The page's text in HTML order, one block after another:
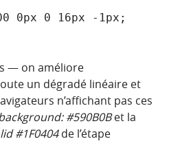
— on améliore
un dégradé linéaire et
n’affichant pas ces
#590B0Bet la
#1F0404de l’étape